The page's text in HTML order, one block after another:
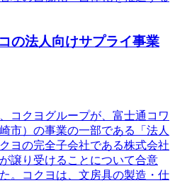
の法人向けサプライ事業
コクヨグループが、富士通コワ
市）の事業の一部である「法人
ヨの完全子会社である株式会社
譲り受けることについて合意
。コクヨは、文房具の製造・仕